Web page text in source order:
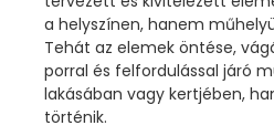
a helyszínen, hanem
Tehát az elemek öntése,
porral és felfordulással járó
lakásában vagy kertjében,
történik.